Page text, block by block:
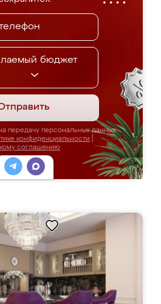
бюджет
передачу персональных данных
конфиденциальности
соглашению